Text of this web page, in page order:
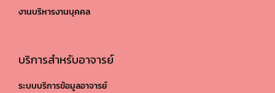
งานบริหารงานบุคคล
บริการสำหรับอาจารย์
ระบบบริการข้อมูลอาจารย์